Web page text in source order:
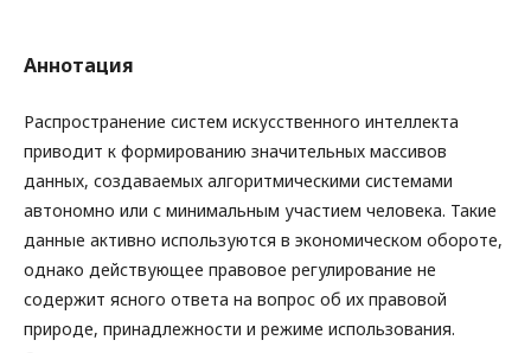
Аннотация
Распространение систем искусственного интеллекта
приводит к формированию значительных массивов
данных, создаваемых алгоритмическими системами
автономно или с минимальным участием человека. Такие
данные активно используются в экономическом обороте,
однако действующее правовое регулирование не
содержит ясного ответа на вопрос об их правовой
природе, принадлежности и режиме использования.